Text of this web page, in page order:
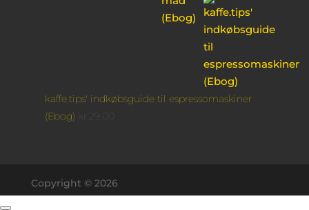
kaffe.tips' indkøbsguide til espressomaskiner
(Ebog)
29,00
Copyright © 2026